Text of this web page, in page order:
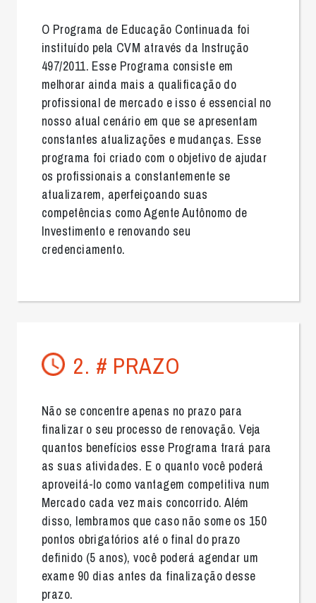
O Programa de Educação Continuada foi
instituído pela CVM através da Instrução
497/2011. Esse Programa consiste em
melhorar ainda mais a qualificação do
profissional de mercado e isso é essencial no
nosso atual cenário em que se apresentam
constantes atualizações e mudanças. Esse
programa foi criado com o objetivo de ajudar
os profissionais a constantemente se
atualizarem, aperfeiçoando suas
competências como Agente Autônomo de
Investimento e renovando seu
credenciamento.
2. # PRAZO
Não se concentre apenas no prazo para
finalizar o seu processo de renovação. Veja
quantos benefícios esse Programa trará para
as suas atividades. E o quanto você poderá
aproveitá-lo como vantagem competitiva num
Mercado cada vez mais concorrido. Além
disso, lembramos que caso não some os 150
pontos obrigatórios até o final do prazo
definido (5 anos), você poderá agendar um
exame 90 dias antes da finalização desse
prazo.